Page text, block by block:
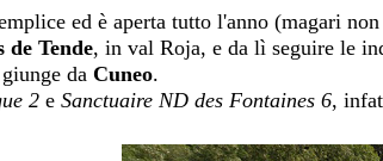
ed è aperta tutto l'anno (magari
de Tende, in val Roja, e da lì seguire le
da Cuneo.
2 e Sanctuaire ND des Fontaines 6,